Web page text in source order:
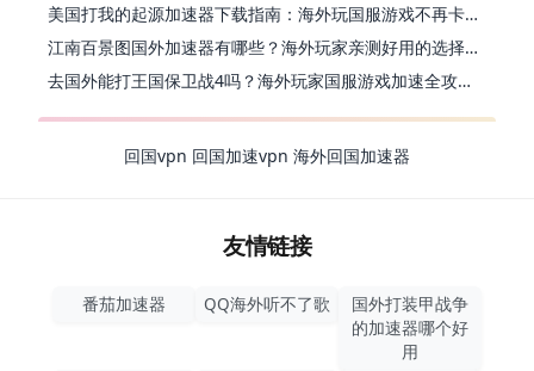
美国打我的起源加速器下载指南：海外玩国服游戏不再卡的终极方案
江南百景图国外加速器有哪些？海外玩家亲测好用的选择与避坑指南
去国外能打王国保卫战4吗？海外玩家国服游戏加速全攻略（附公主连结幻想江湖实测）
回国vpn 回国加速vpn 海外回国加速器
友情链接
番茄加速器 QQ海外听不了歌
国外打装甲战争
的加速器哪个好
用